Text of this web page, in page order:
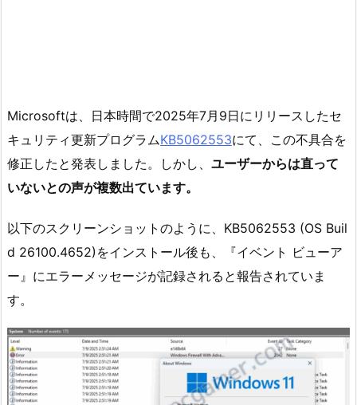
Microsoftは、日本時間で2025年7月9日にリリースしたセ
キュリティ更新プログラムKB5062553にて、この不具合を
修正したと発表しました。しかし、 ユーザーからは直って
いないとの声が複数出ています。
以下のスクリーンショットのように、KB5062553 (OS Buil
d 26100.4652)をインストール後も、『イベント ビューア
ー』にエラーメッセージが記録されると報告されていま
す。